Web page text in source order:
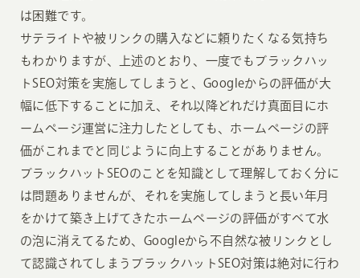
は困難です。
サテライトや被リンクの購入などに頼りたくなる気持ち
もわかりますが、上述のとおり、一度でもブラックハッ
トSEO対策を実施してしまうと、Googleからの評価が大
幅に低下することに加え、それ以降どれだけ真面目にホ
ームページ運営に注力したとしても、ホームページの評
価がこれまでと同じように向上することがありません。
ブラックハットSEOのことを知識として理解しておく分に
は問題ありませんが、それを実施してしまうと長い年月
をかけて築き上げてきたホームページの評価がすべて水
の泡に消えてるため、Googleから不自然な被リンクとし
て認識されてしまうブラックハットSEO対策は絶対に行わ